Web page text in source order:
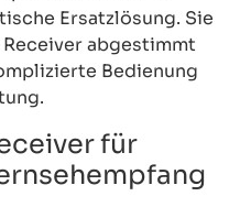
Ersatzlösung. Sie
abgestimmt
Bedienung
für